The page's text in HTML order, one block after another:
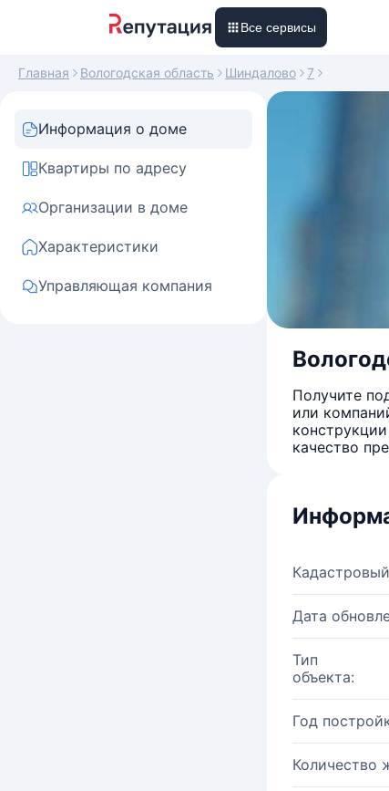
Все сервисы
Главная Вологодская область Шиндалово 7
Информация о доме
Квартиры по адресу
Организации в доме
Характеристики
Управляющая компания
Получите
или
качество
Дата
Тип
объекта:
Год
Количество